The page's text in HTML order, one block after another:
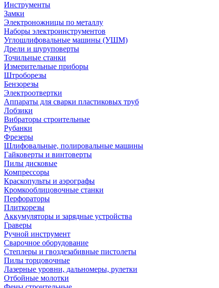
Инструменты
Замки
Электроножницы по металлу
Наборы электроинструментов
Углошлифовальные машины (УШМ)
Дрели и шуруповерты
Точильные станки
Измерительные приборы
Штроборезы
Бензорезы
Электроотвертки
Аппараты для сварки пластиковых труб
Лобзики
Вибраторы строительные
Рубанки
Фрезеры
Шлифовальные, полировальные машины
Гайковерты и винтоверты
Пилы дисковые
Компрессоры
Краскопульты и аэрографы
Кромкооблицовочные станки
Перфораторы
Плиткорезы
Аккумуляторы и зарядные устройства
Граверы
Ручной инструмент
Сварочное оборудование
Степлеры и гвоздезабивные пистолеты
Пилы торцовочные
Лазерные уровни, дальномеры, рулетки
Отбойные молотки